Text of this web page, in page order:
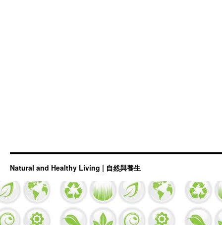
Natural and Healthy Living | 自然與養生